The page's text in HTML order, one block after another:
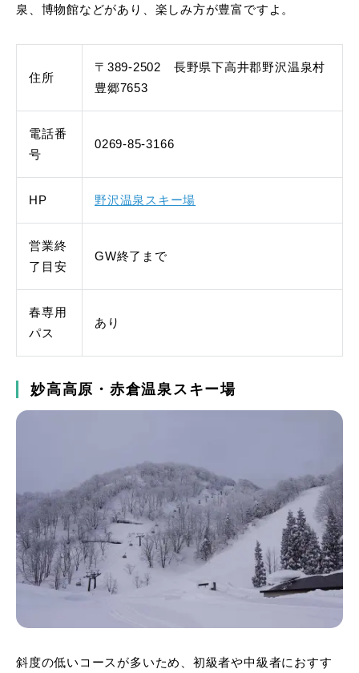
泉、博物館などがあり、楽しみ方が豊富ですよ。
住所
〒389-2502 長野県下高井郡野沢温泉村
豊郷7653
電話番
号
0269-85-3166
HP 野沢温泉スキー場
営業終
了目安
GW終了まで
春専用
パス
あり
妙高高原・赤倉温泉スキー場
斜度の低いコースが多いため、初級者や中級者におすす